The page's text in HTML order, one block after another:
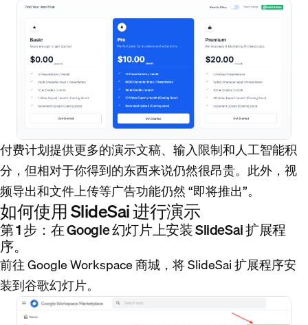
付费计划提供更多的演示文稿、输入限制和人工智能积
分，但相对于你得到的东西来说仍然很昂贵。此外，视
频导出和文件上传等广告功能仍然 “即将推出”。
如何使用 SlideSai 进行演示
第 1 步：在 Google 幻灯片上安装 SlideSai 扩展程
序。
前往 Google Workspace 商城，将 SlideSai 扩展程序安
装到谷歌幻灯片。